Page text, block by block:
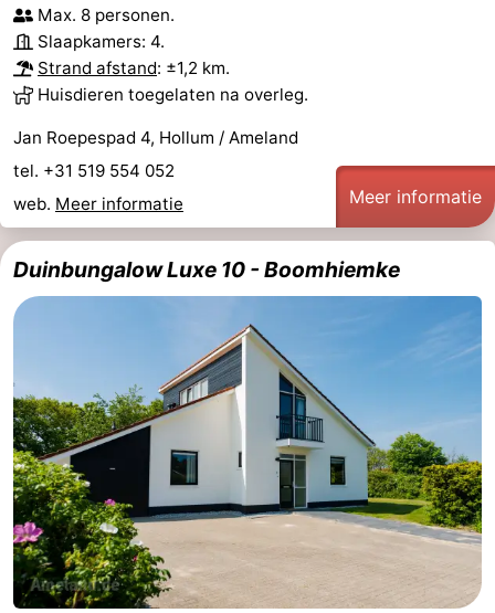
Max. 8 personen.
Slaapkamers: 4.
Strand afstand: ±1,2 km.
Huisdieren toegelaten na overleg.
Jan Roepespad 4, Hollum / Ameland
tel. +31 519 554 052
web. Meer informatie Meer informatie
Duinbungalow Luxe 10 - Boomhiemke